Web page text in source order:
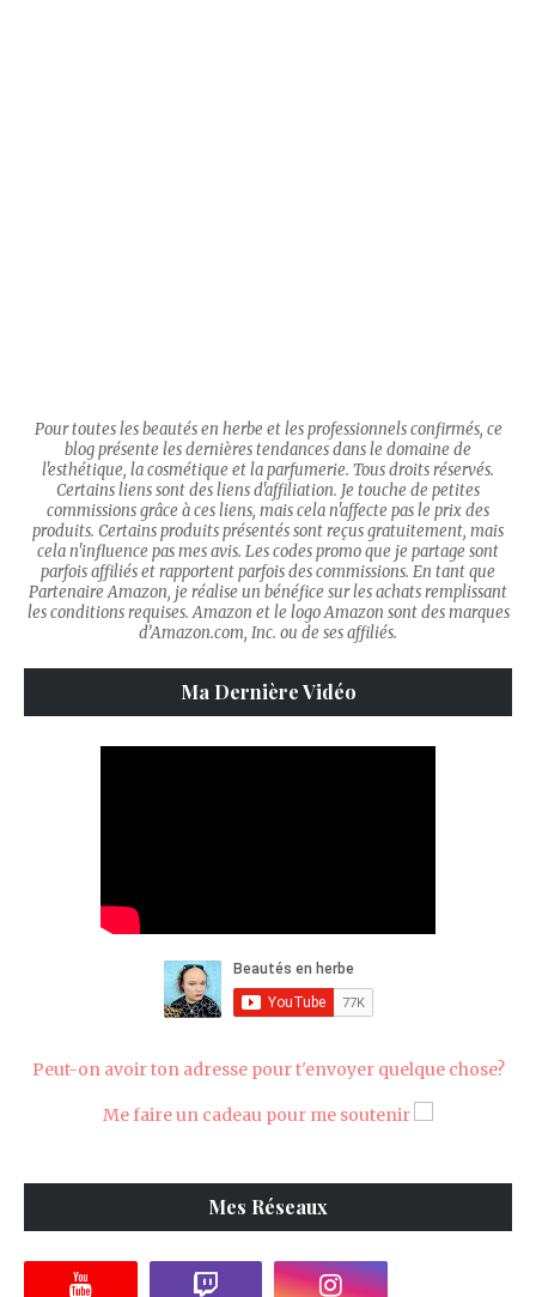
Pour toutes les beautés en herbe et les professionnels confirmés, ce
blog présente les dernières tendances dans le domaine de
l'esthétique, la cosmétique et la parfumerie. Tous droits réservés.
Certains liens sont des liens d'affiliation. Je touche de petites
commissions grâce à ces liens, mais cela n'affecte pas le prix des
produits. Certains produits présentés sont reçus gratuitement, mais
cela n'influence pas mes avis. Les codes promo que je partage sont
parfois affiliés et rapportent parfois des commissions. En tant que
Partenaire Amazon, je réalise un bénéfice sur les achats remplissant
les conditions requises. Amazon et le logo Amazon sont des marques
d’Amazon.com, Inc. ou de ses affiliés.
Ma Dernière Vidéo
Peut-on avoir ton adresse pour t'envoyer quelque chose?
Me faire un cadeau pour me soutenir
Mes Réseaux